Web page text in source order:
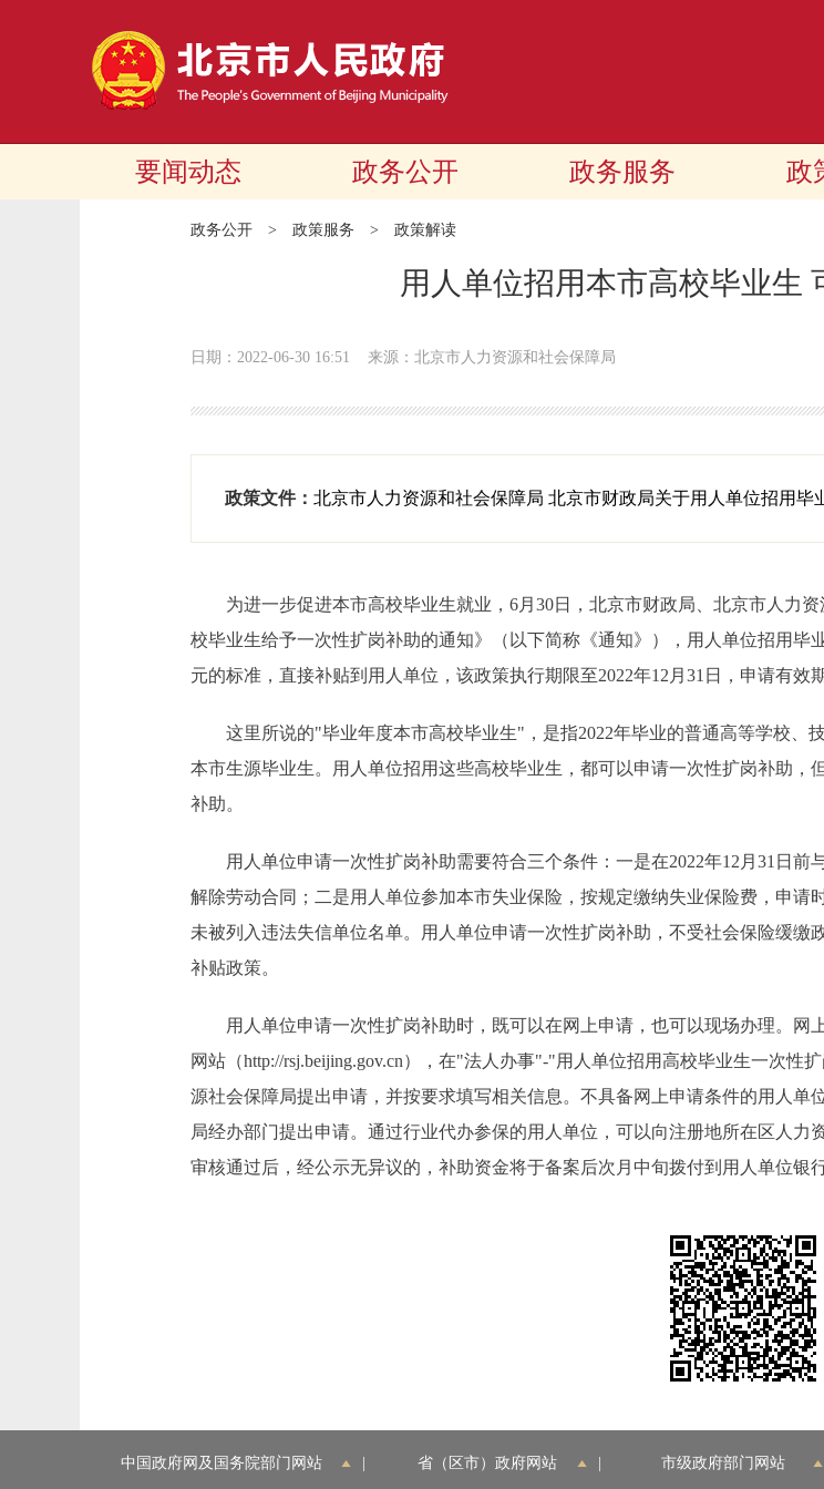
要闻动态 政务公开 政务服务 政
政务公开 > 政策服务 > 政策解读
用人单位招用本市高校毕业生
日期：2022-06-30 16:51 来源：北京市人力资源和社会保障局
政策文件： 北京市人力资源和社会保障局 北京市财政局关于用人单位招用
为进一步促进本市高校毕业生就业，6月30日，北京市财政局、北京市人力资
校毕业生给予一次性扩岗补助的通知》（以下简称《通知》），用人单位招用毕
元的标准，直接补贴到用人单位，该政策执行期限至2022年12月31日，申请有效
这里所说的"毕业年度本市高校毕业生"，是指2022年毕业的普通高等学校、
本市生源毕业生。用人单位招用这些高校毕业生，都可以申请一次性扩岗补助
补助。
用人单位申请一次性扩岗补助需要符合三个条件：一是在2022年12月31日前
解除劳动合同；二是用人单位参加本市失业保险，按规定缴纳失业保险费，申
未被列入违法失信单位名单。用人单位申请一次性扩岗补助，不受社会保险缓
补贴政策。
用人单位申请一次性扩岗补助时，既可以在网上申请，也可以现场办理。网
网站（http://rsj.beijing.gov.cn），在"法人办事"-"用人单位招用高校毕业生一次
源社会保障局提出申请，并按要求填写相关信息。不具备网上申请条件的用人
局经办部门提出申请。通过行业代办参保的用人单位，可以向注册地所在区人力
审核通过后，经公示无异议的，补助资金将于备案后次月中旬拨付到用人单位银行
中国政府网及国务院部门网站 省（区市）政府网站 市级政府部门网站